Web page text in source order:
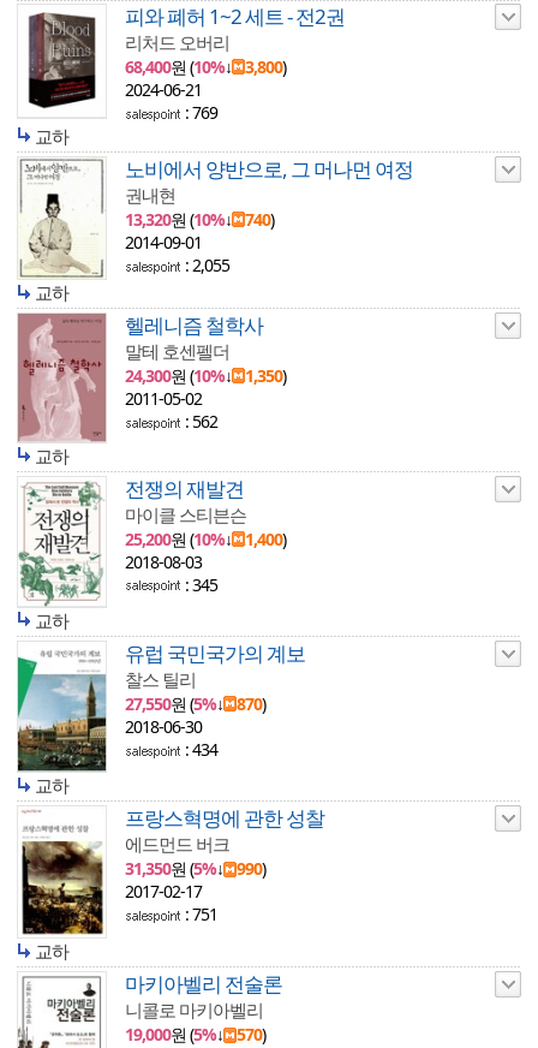
피와 폐허 1~2 세트 - 전2권
리처드 오버리
68,400원 (10%↓ 3,800)
2024-06-21
: 769
교하
노비에서 양반으로, 그 머나먼 여정
권내현
13,320원 (10%↓ 740)
2014-09-01
: 2,055
교하
헬레니즘 철학사
말테 호센펠더
24,300원 (10%↓ 1,350)
2011-05-02
: 562
교하
전쟁의 재발견
마이클 스티븐슨
25,200원 (10%↓ 1,400)
2018-08-03
: 345
교하
유럽 국민국가의 계보
찰스 틸리
27,550원 (5%↓ 870)
2018-06-30
: 434
교하
프랑스혁명에 관한 성찰
에드먼드 버크
31,350원 (5%↓ 990)
2017-02-17
: 751
교하
마키아벨리 전술론
니콜로 마키아벨리
19,000원 (5%↓ 570)